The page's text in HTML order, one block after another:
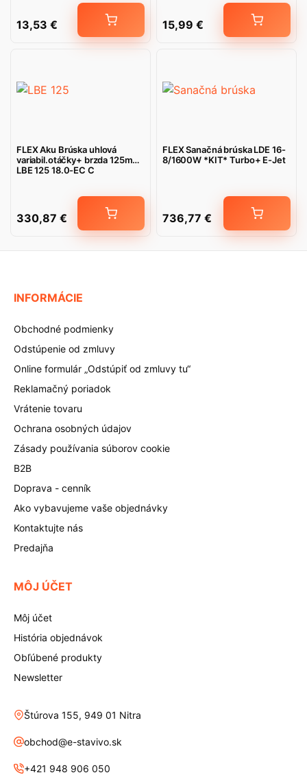
13,53 € 15,99 €
FLEX Aku Brúska uhlová
variabil.otáčky+ brzda 125mm
LBE 125 18.0-EC C
330,87 €
FLEX Sanačná brúska LDE 16-
8/1600W *KIT* Turbo+ E-Jet
736,77 €
INFORMÁCIE
Obchodné podmienky
Odstúpenie od zmluvy
Online formulár „Odstúpiť od zmluvy tu“
Reklamačný poriadok
Vrátenie tovaru
Ochrana osobných údajov
Zásady používania súborov cookie
B2B
Doprava - cenník
Ako vybavujeme vaše objednávky
Kontaktujte nás
Predajňa
MÔJ ÚČET
Môj účet
História objednávok
Obľúbené produkty
Newsletter
Štúrova 155, 949 01 Nitra
obchod@e-stavivo.sk
+421 948 906 050